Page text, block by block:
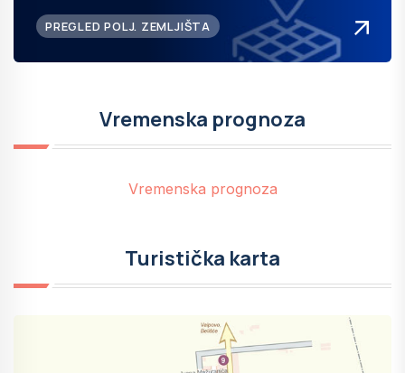
PREGLED POLJ. ZEMLJIŠTA
Vremenska prognoza
Vremenska prognoza
Turistička karta